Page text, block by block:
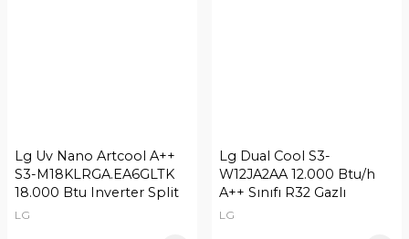
Lg Uv Nano Artcool A++
S3-M18KLRGA.EA6GLTK
18.000 Btu Inverter Split
Klima
LG
Lg Dual Cool S3-
W12JA2AA 12.000 Btu/h
A++ Sınıfı R32 Gazlı
Inverter Split Klima
LG